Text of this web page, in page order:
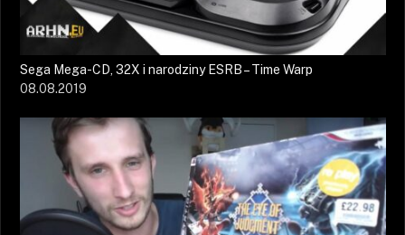
Sega Mega-CD, 32X i narodziny ESRB – Time Warp
08.08.2019